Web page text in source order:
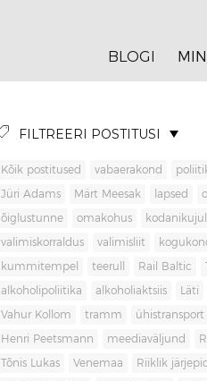
BLOGI
FILTREERI POSTITUSI
Kõik postitused vabaerakond
Jüri Adams Märt Meesak lapsed
õiglustunne omakohus
valimiskorraldus valimisliit
kummitempel teerull Rail Baltic
alkoholipoliitika alkoholiaktsiis Läti
Vahur Kollom tramm ühistransport
Henri Peetsmann meediaväljund
Tõnis Lukas Venemaa Riiklik